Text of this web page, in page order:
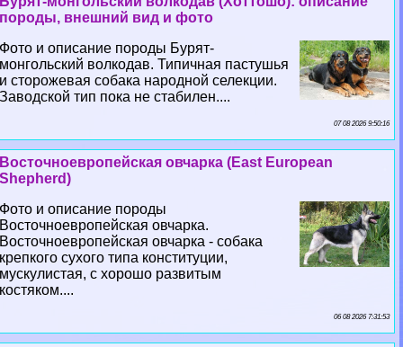
породы, внешний вид и фото
Фото и описание породы Бурят-
монгольский волкодав. Типичная пастушья
и сторожевая собака народной селекции.
Заводской тип пока не стабилен....
07 08 2026 9:50:16
Восточноевропейская овчарка (East European
Shepherd)
Фото и описание породы
Восточноевропейская овчарка.
Восточноевропейская овчарка - собака
крепкого сухого типа конституции,
мускулистая, с хорошо развитым
костяком....
06 08 2026 7:31:53